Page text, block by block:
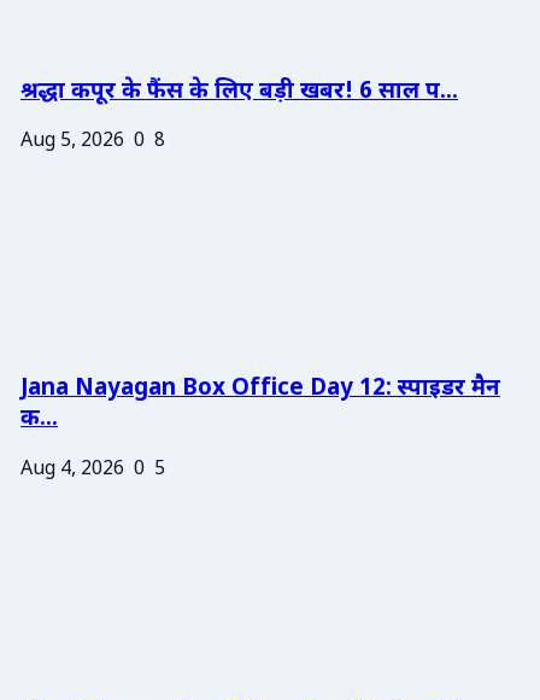
श्रद्धा कपूर के फैंस के लिए बड़ी खबर! 6 साल प...
Aug 5, 2026 0 8
Jana Nayagan Box Office Day 12: स्पाइडर मैन
क...
Aug 4, 2026 0 5